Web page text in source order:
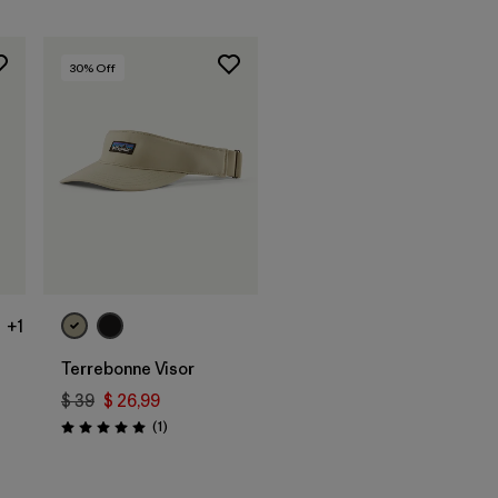
+1
30% Off
Terrebonne Visor
$ 39 $ 26,99
Valoración: 5.0 / 5
(1Comentarios
)